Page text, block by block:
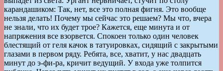
карандашиком: Так, нет, все это полная фигня. Это вообще
нельзя делать! Почему мы сейчас это решаем? Мы что, вчера
не знали, что их будет трое? Кажется, еще минута и от
напряжения все взорвется. Спокоен только один человек
блестящий от геля качок в татуировках, сидящий с закрытыми
глазами в первом ряду. Ребята, все, хватит, у нас двадцать
минут до э-фи-ра, кричит ведущий. У входа уже толпится